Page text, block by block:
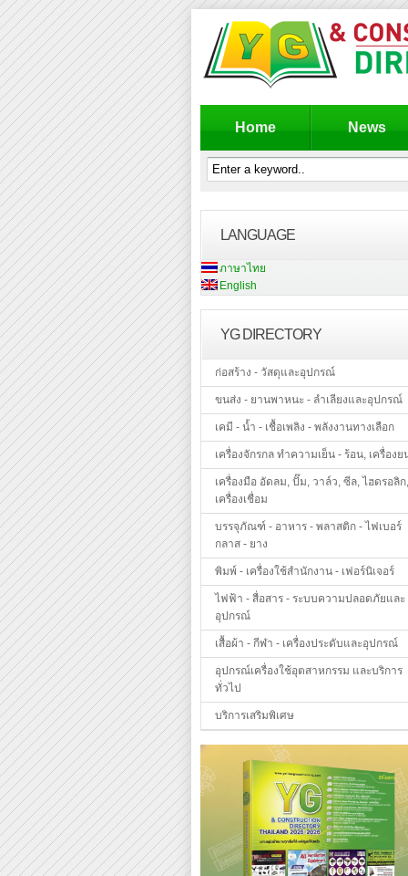
Home News
LANGUAGE
ภาษาไทย
English
YG DIRECTORY
ก่อสร้าง - วัสดุและอุปกรณ์
ขนส่ง - ยานพาหนะ - ลำเลียงและอุปกรณ์
เคมี - น้ำ - เชื้อเพลิง - พลังงานทางเลือก
เครื่องจักรกล ทำความเย็น - ร้อน, เครื่องย
เครื่องมือ อัดลม, ปั๊ม, วาล์ว, ซีล, ไฮดรอลิก,
เครื่องเชื่อม
บรรจุภัณฑ์ - อาหาร - พลาสติก - ไฟเบอร์
กลาส - ยาง
พิมพ์ - เครื่องใช้สำนักงาน - เฟอร์นิเจอร์
ไฟฟ้า - สื่อสาร - ระบบความปลอดภัยและ
อุปกรณ์
เสื้อผ้า - กีฬา - เครื่องประดับและอุปกรณ์
อุปกรณ์เครื่องใช้อุตสาหกรรม และบริการ
ทั่วไป
บริการเสริมพิเศษ